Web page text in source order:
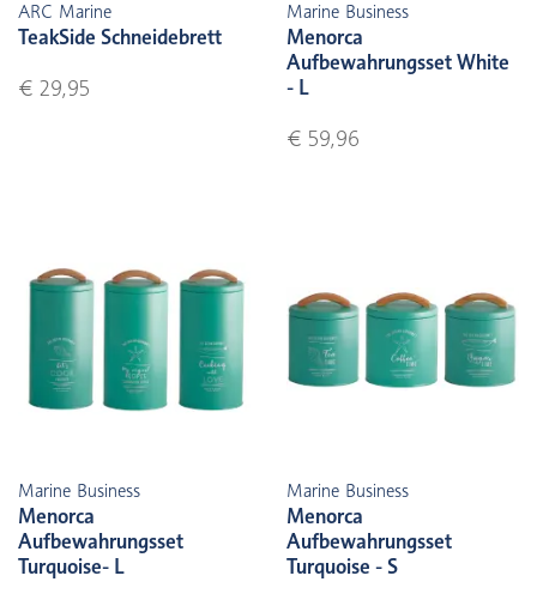
ARC Marine
TeakSide Schneidebrett
€ 29,95
Marine Business
Menorca
Aufbewahrungsset White
- L
€ 59,96
Marine Business
Menorca
Aufbewahrungsset
Turquoise- L
Marine Business
Menorca
Aufbewahrungsset
Turquoise - S